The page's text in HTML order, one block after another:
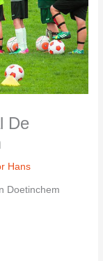
De
Hans
Doetinchem